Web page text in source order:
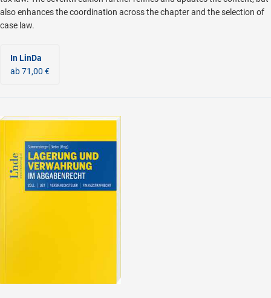
also enhances the coordination across the chapter and the selection of
case law.
In LinDa
ab 71,00 €